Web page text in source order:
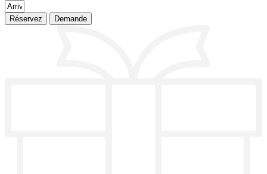
Réservez Demande